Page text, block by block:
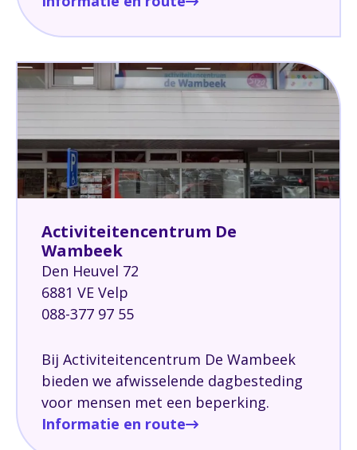
Activiteitencentrum De
Wambeek
Den Heuvel 72
6881 VE Velp
088-377 97 55
Bij Activiteitencentrum De Wambeek
bieden we afwisselende dagbesteding
voor mensen met een beperking.
Informatie en route